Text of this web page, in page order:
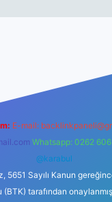
E-mail:
Whatsapp: 0262
@karabul
5651 Sayılı Kanun
tarafından